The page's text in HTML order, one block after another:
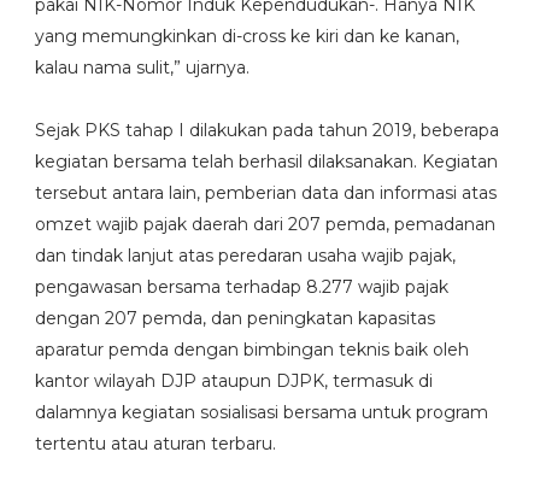
pakai NIK-Nomor Induk Kependudukan-. Hanya NIK
yang memungkinkan di-cross ke kiri dan ke kanan,
kalau nama sulit,” ujarnya.
Sejak PKS tahap I dilakukan pada tahun 2019, beberapa
kegiatan bersama telah berhasil dilaksanakan. Kegiatan
tersebut antara lain, pemberian data dan informasi atas
omzet wajib pajak daerah dari 207 pemda, pemadanan
dan tindak lanjut atas peredaran usaha wajib pajak,
pengawasan bersama terhadap 8.277 wajib pajak
dengan 207 pemda, dan peningkatan kapasitas
aparatur pemda dengan bimbingan teknis baik oleh
kantor wilayah DJP ataupun DJPK, termasuk di
dalamnya kegiatan sosialisasi bersama untuk program
tertentu atau aturan terbaru.